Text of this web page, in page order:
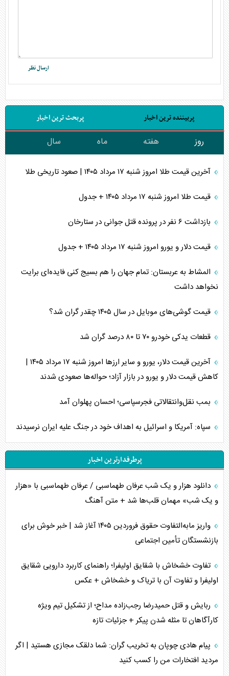
پربیننده ترین اخبار پربحث ترین اخبار
روز هفته ماه سال
آخرین قیمت طلا امروز شنبه ۱۷ مرداد ۱۴۰۵ | صعود تاریخی طلا
قیمت طلا امروز شنبه ۱۷ مرداد ۱۴۰۵ + جدول
بازداشت ۶ نفر در پرونده قتل جوانی در ستارخان
قیمت دلار و یورو امروز شنبه ۱۷ مرداد ۱۴۰۵ + جدول
المشاط به عربستان: تمام جهان را هم بسیج کنی فایده‌ای برایت
نخواهد داشت
قیمت گوشی‌های موبایل در سال ۱۴۰۵ چقدر گران شد؟
قطعات یدکی خودرو ۷۰ تا ۸۰ درصد گران شد
آخرین قیمت دلار، یورو و سایر ارز‌ها امروز شنبه ۱۷ مرداد ۱۴۰۵ |
کاهش قیمت دلار و یورو در بازار آزاد؛ حواله‌ها صعودی شدند
بمب نقل‌وانتقالاتی فجرسپاسی؛ احسان پهلوان آمد
سپاه: آمریکا و اسرائیل به اهداف خود در جنگ علیه ایران نرسیدند
پرطرفدارترین اخبار
دانلود هزار و یک شب عرفان طهماسبی / عرفان طهماسبی با «هزار
و یک شب» مهمان قلب‌ها شد + متن آهنگ
واریز مابه‌التفاوت حقوق فروردین ۱۴۰۵ آغاز شد | خبر خوش برای
بازنشستگان تأمین اجتماعی
تفاوت خشخاش با شقایق اولیفرا؛ راهنمای کاربرد دارویی شقایق
اولیفرا و تفاوت آن با تریاک و خشخاش + عکس
ربایش و قتل حمیدرضا رجب‌زاده مداح؛ از تشکیل تیم ویژه
کارآگاهان تا مثله شدن پیکر + جزئیات تازه
پیام هادی چوپان به تخریب گران: شما دلقک مجازی هستید | اگر
مردید افتخارات من را کسب کنید